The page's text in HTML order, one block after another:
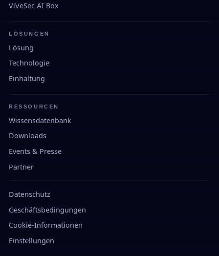
ViVeSec AI Box
LÖSUNGEN
Lösung
Technologie
Einhaltung
RESSOURCEN
Wissensdatenbank
Downloads
Events & Presse
Partner
Datenschutz
Geschäftsbedingungen
Cookie-Informationen
Einstellungen